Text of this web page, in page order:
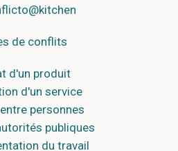
de conflits
d'un produit
d'un service
personnes
publiques
du travail